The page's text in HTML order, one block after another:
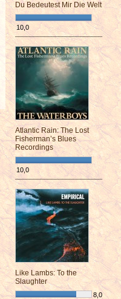
Du Bedeutest Mir Die Welt
10,0
¯¯¯¯¯¯¯¯¯¯¯¯¯¯¯¯¯¯¯¯¯¯¯¯
Atlantic Rain: The Lost
Fisherman’s Blues
Recordings
10,0
¯¯¯¯¯¯¯¯¯¯¯¯¯¯¯¯¯¯¯¯¯¯¯¯
Like Lambs: To the
Slaughter
8,0